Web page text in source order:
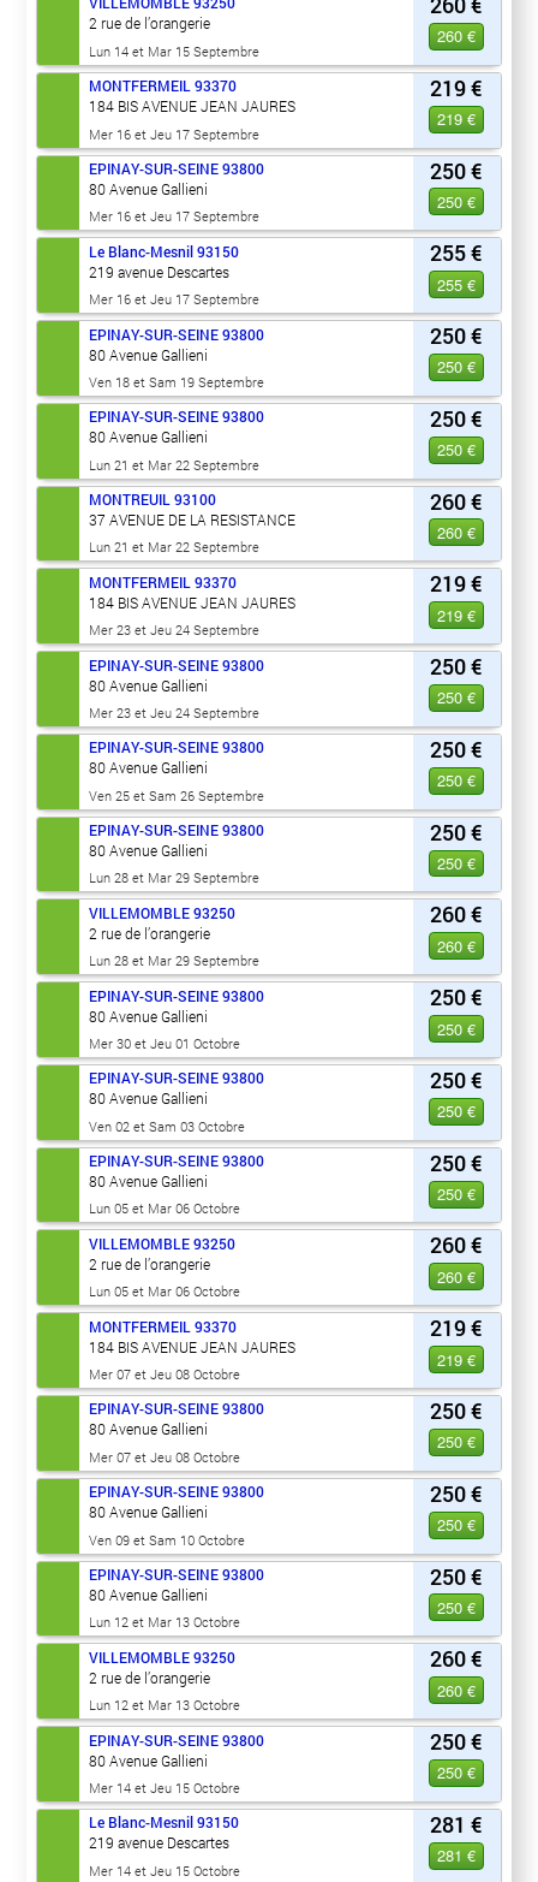
260 €
2 rue de l’orangerie
Lun 14 et Mar 15 Septembre
219 €
219 €
MONTFERMEIL 93370
184 BIS AVENUE JEAN JAURES
Mer 16 et Jeu 17 Septembre
250 €
250 €
EPINAY-SUR-SEINE 93800
80 Avenue Gallieni
Mer 16 et Jeu 17 Septembre
255 €
255 €
Le Blanc-Mesnil 93150
219 avenue Descartes
Mer 16 et Jeu 17 Septembre
250 €
250 €
EPINAY-SUR-SEINE 93800
80 Avenue Gallieni
Ven 18 et Sam 19 Septembre
250 €
250 €
EPINAY-SUR-SEINE 93800
80 Avenue Gallieni
Lun 21 et Mar 22 Septembre
260 €
260 €
MONTREUIL 93100
37 AVENUE DE LA RESISTANCE
Lun 21 et Mar 22 Septembre
219 €
219 €
MONTFERMEIL 93370
184 BIS AVENUE JEAN JAURES
Mer 23 et Jeu 24 Septembre
250 €
250 €
EPINAY-SUR-SEINE 93800
80 Avenue Gallieni
Mer 23 et Jeu 24 Septembre
250 €
250 €
EPINAY-SUR-SEINE 93800
80 Avenue Gallieni
Ven 25 et Sam 26 Septembre
250 €
250 €
EPINAY-SUR-SEINE 93800
80 Avenue Gallieni
Lun 28 et Mar 29 Septembre
260 €
260 €
VILLEMOMBLE 93250
2 rue de l’orangerie
Lun 28 et Mar 29 Septembre
250 €
250 €
EPINAY-SUR-SEINE 93800
80 Avenue Gallieni
Mer 30 et Jeu 01 Octobre
250 €
250 €
EPINAY-SUR-SEINE 93800
80 Avenue Gallieni
Ven 02 et Sam 03 Octobre
250 €
250 €
EPINAY-SUR-SEINE 93800
80 Avenue Gallieni
Lun 05 et Mar 06 Octobre
260 €
260 €
VILLEMOMBLE 93250
2 rue de l’orangerie
Lun 05 et Mar 06 Octobre
219 €
219 €
MONTFERMEIL 93370
184 BIS AVENUE JEAN JAURES
Mer 07 et Jeu 08 Octobre
250 €
250 €
EPINAY-SUR-SEINE 93800
80 Avenue Gallieni
Mer 07 et Jeu 08 Octobre
250 €
250 €
EPINAY-SUR-SEINE 93800
80 Avenue Gallieni
Ven 09 et Sam 10 Octobre
250 €
250 €
EPINAY-SUR-SEINE 93800
80 Avenue Gallieni
Lun 12 et Mar 13 Octobre
260 €
260 €
VILLEMOMBLE 93250
2 rue de l’orangerie
Lun 12 et Mar 13 Octobre
250 €
250 €
EPINAY-SUR-SEINE 93800
80 Avenue Gallieni
Mer 14 et Jeu 15 Octobre
281 €
281 €
Le Blanc-Mesnil 93150
219 avenue Descartes
Mer 14 et Jeu 15 Octobre